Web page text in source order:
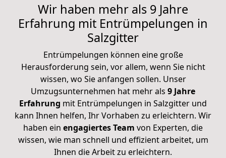
Wir haben mehr als 9 Jahre
Erfahrung mit Entrümpelungen in
Salzgitter
Entrümpelungen können eine große
Herausforderung sein, vor allem, wenn Sie nicht
wissen, wo Sie anfangen sollen. Unser
Umzugsunternehmen hat mehr als 9 Jahre
Erfahrung mit Entrümpelungen in Salzgitter und
kann Ihnen helfen, Ihr Vorhaben zu erleichtern. Wir
haben ein engagiertes Team von Experten, die
wissen, wie man schnell und effizient arbeitet, um
Ihnen die Arbeit zu erleichtern.